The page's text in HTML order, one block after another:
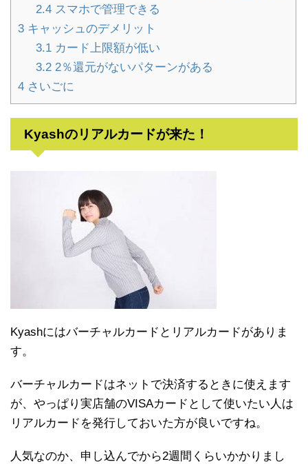
2.4スマホで管理できる
3 キャッシュのデメリット
3.1カード上限額が低い
3.22％還元がないパターンがある
4 さいごに
Kyashのリアルカードが来た！
Kyashにはバーチャルカードとリアルカードがありま
す。
バーチャルカードはネットで決済するときに使えます
が、やっぱり実店舗のVISAカードとして使いたい人は
リアルカードを発行しておいた方が良いですね。
人気なのか、申し込んでから2週間くらいかかりまし